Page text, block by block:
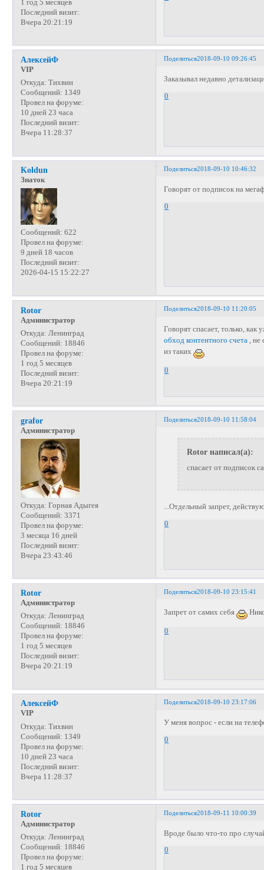
1 год 5 месяцев
Последний визит:
Вчера 20:21:19
Поделиться2018-09-10 09:26:45
АлексейФ
VIP
Откуда: Тихвин
Сообщений: 1349
Провел на форуме:
10 дней 23 часа
Последний визит:
Вчера 11:28:37
Заказывал недавно
0
Поделиться2018-09-10 10:46:32
Koldun
Знаток
Сообщений: 622
Провел на форуме:
9 дней 18 часов
Последний визит:
2026-04-15 15:22:27
Говорят от подписок на
0
Поделиться2018-09-10 11:20:05
Rotor
Администратор
Откуда: Ленинград
Сообщений: 18846
Провел на форуме:
1 год 5 месяцев
Последний визит:
Вчера 20:21:19
Говорят спасает, только, как
обход контентного счета , не
из таких
0
Поделиться2018-09-10 11:58:04
grafor
Администратор
Откуда: Горная Адыгея
Сообщений: 3371
Провел на форуме:
3 месяца 16 дней
Последний визит:
Вчера 23:43:46
Rotor написал(а):
спасает от подписок
...Отдельный запрет,
0
Поделиться2018-09-10 23:15:41
Rotor
Администратор
Откуда: Ленинград
Сообщений: 18846
Провел на форуме:
1 год 5 месяцев
Последний визит:
Вчера 20:21:19
Запрет от самих себя
0
Поделиться2018-09-10 23:17:06
АлексейФ
VIP
Откуда: Тихвин
Сообщений: 1349
Провел на форуме:
10 дней 23 часа
Последний визит:
Вчера 11:28:37
У меня вопрос - если на
0
Поделиться2018-09-11 10:00:39
Rotor
Администратор
Откуда: Ленинград
Сообщений: 18846
Провел на форуме:
1 год 5 месяцев
Вроде было что-то про
0